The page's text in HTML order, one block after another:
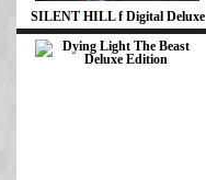
SILENT HILL f Digital Deluxe